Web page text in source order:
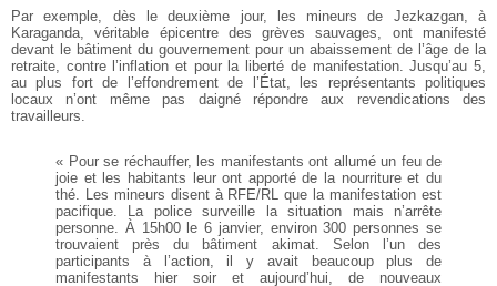
Par exemple, dès le deuxième jour, les mineurs de Jezkazgan, à
Karaganda, véritable épicentre des grèves sauvages, ont manifesté
devant le bâtiment du gouvernement pour un abaissement de l’âge de la
retraite, contre l’inflation et pour la liberté de manifestation. Jusqu’au 5,
au plus fort de l’effondrement de l’État, les représentants politiques
locaux n’ont même pas daigné répondre aux revendications des
travailleurs.
« Pour se réchauffer, les manifestants ont allumé un feu de
joie et les habitants leur ont apporté de la nourriture et du
thé. Les mineurs disent à RFE/RL que la manifestation est
pacifique. La police surveille la situation mais n’arrête
personne. À 15h00 le 6 janvier, environ 300 personnes se
trouvaient près du bâtiment akimat. Selon l’un des
participants à l’action, il y avait beaucoup plus de
manifestants hier soir et aujourd’hui, de nouveaux